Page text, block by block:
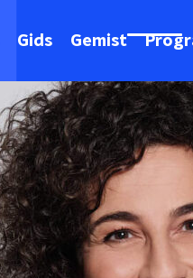
Gids Gemist